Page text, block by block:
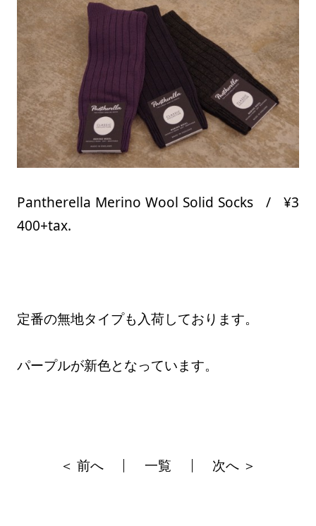
Pantherella Merino Wool Solid Socks / ¥3
400+tax.
定番の無地タイプも入荷しております。
パープルが新色となっています。
＜ 前へ 一覧 次へ ＞